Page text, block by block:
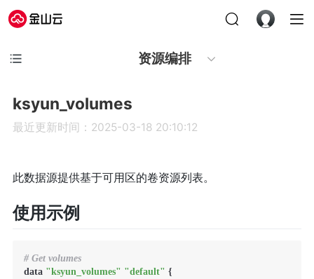
资源编排
ksyun_volumes
最近更新时间：2025-03-18 20:10:12
此数据源提供基于可用区的卷资源列表。
使用示例
# Get volumes
data "ksyun_volumes" "default" {